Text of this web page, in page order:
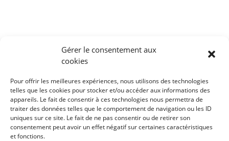
Gérer le consentement aux
cookies
Pour offrir les meilleures expériences, nous utilisons des technologies
telles que les cookies pour stocker et/ou accéder aux informations des
appareils. Le fait de consentir à ces technologies nous permettra de
traiter des données telles que le comportement de navigation ou les ID
uniques sur ce site. Le fait de ne pas consentir ou de retirer son
consentement peut avoir un effet négatif sur certaines caractéristiques
et fonctions.
Le français Smart Equipment
Technology s’allie avec Taipro
L’Echo, 24 juillet 2020 (article in French)